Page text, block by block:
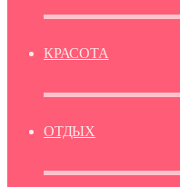
КРАСОТА
ОТДЫХ